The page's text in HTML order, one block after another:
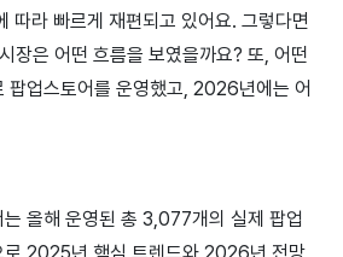
따라 빠르게 재편되고 있어요. 그렇다면
장은 어떤 흐름을 보였을까요? 또, 어떤
팝업스토어를 운영했고, 2026년에는 어
올해 운영된 총 3,077개의 실제 팝업